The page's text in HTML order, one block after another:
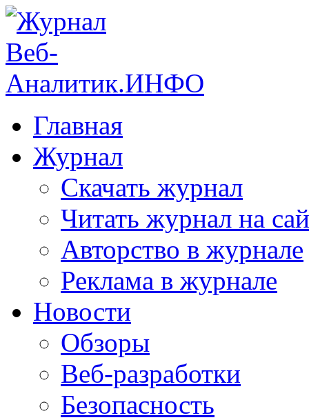
Главная
Журнал
Скачать журнал
Читать журнал на
Авторство в журнале
Реклама в журнале
Новости
Обзоры
Веб-разработки
Безопасность